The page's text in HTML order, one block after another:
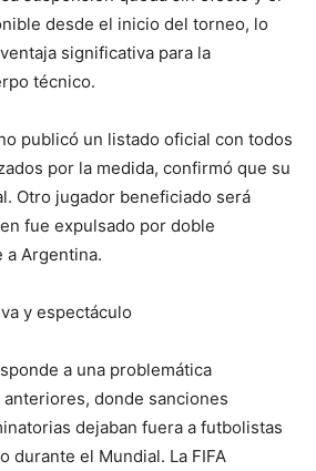
desde el inicio del torneo, lo
significativa para la
técnico.
publicó un listado oficial con todos
por la medida, confirmó que su
Otro jugador beneficiado será
fue expulsado por doble
a Argentina.
y espectáculo
a una problemática
donde sanciones
dejaban fuera a futbolistas
durante el Mundial. La FIFA